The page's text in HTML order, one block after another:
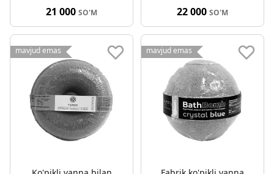
21 000 SO'M 22 000 SO'M
mavjud emas mavjud emas